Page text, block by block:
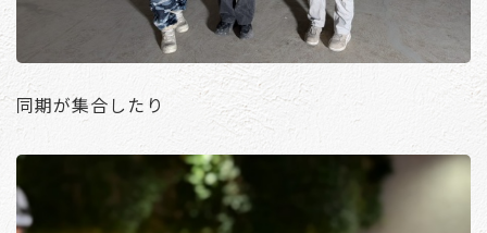
同期が集合したり